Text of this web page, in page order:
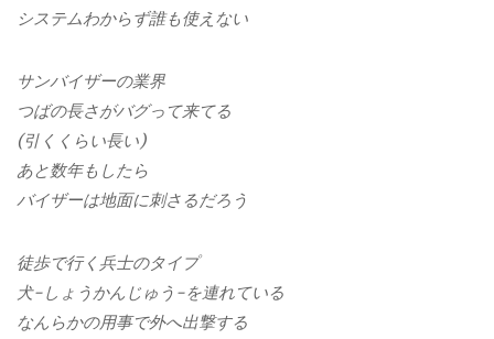
システムわからず誰も使えない
サンバイザーの業界
つばの長さがバグって来てる
(引くくらい長い)
あと数年もしたら
バイザーは地面に刺さるだろう
徒歩で行く兵士のタイプ
犬-しょうかんじゅう-を連れている
なんらかの用事で外へ出撃する